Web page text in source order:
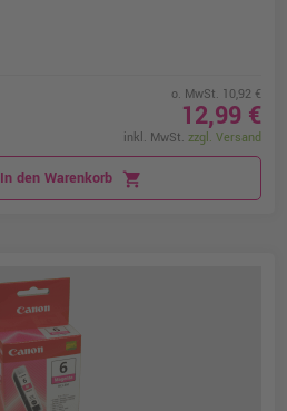
o. MwSt. 10,92 €
12,99 €
inkl. MwSt. zzgl. Versand
In den Warenkorb shopping_cart